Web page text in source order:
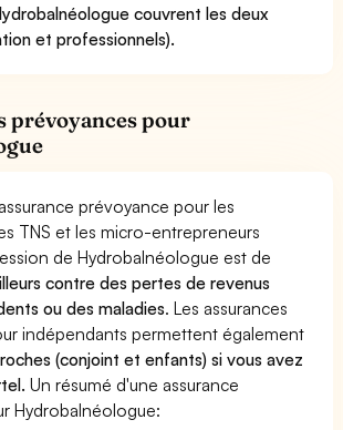
couvrent les deux
et professionnels).
prévoyances pour
prévoyance pour les
TNS et les micro-entrepreneurs
de Hydrobalnéologue est de
contre des pertes de revenus
ou des maladies. Les assurances
indépendants permettent également
(conjoint et enfants) si vous avez
Un résumé d'une assurance
Hydrobalnéologue: